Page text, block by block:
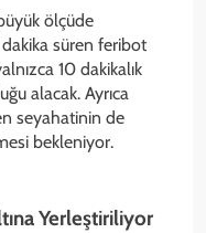
ölçüde
süren feribot
10 dakikalık
alacak. Ayrıca
seyahatinin de
bekleniyor.
Yerleştiriliyor